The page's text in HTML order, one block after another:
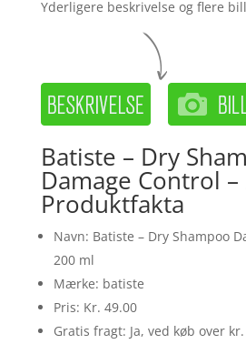
Yderligere beskrivelse og flere
Batiste – Dry
Damage Control
Produktfakta
Navn: Batiste – Dry Shampoo
200 ml
Mærke: batiste
Pris: Kr. 49.00
Gratis fragt: Ja, ved køb over